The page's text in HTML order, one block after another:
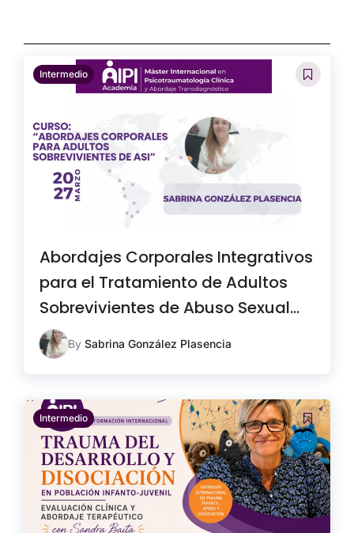
Intermedio
Abordajes Corporales Integrativos
para el Tratamiento de Adultos
Sobrevivientes de Abuso Sexual
Infantil
By Sabrina González Plasencia
Intermedio